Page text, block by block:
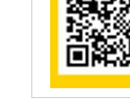
Reumatología
Salud Pública
Semiología
Terapia Ocupacional
Urología